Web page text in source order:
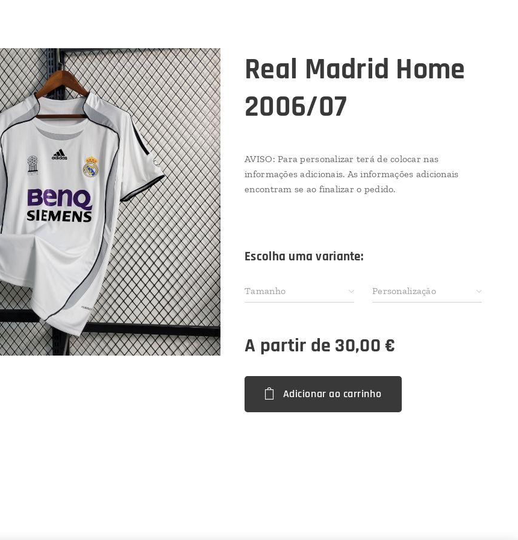
Real Madrid Home
2006/07
AVISO: Para personalizar terá de colocar nas
informações adicionais. As informações adicionais
encontram se ao finalizar o pedido.
Escolha uma variante:
Tamanho Personalização
A partir de 30,00€
Adicionar ao carrinho